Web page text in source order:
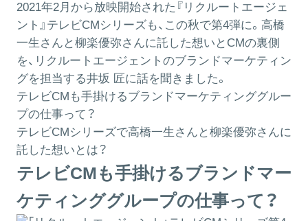
2021年2月から放映開始された『リクルートエージェ
ント』テレビCMシリーズも、この秋で第4弾に。高橋
一生さんと柳楽優弥さんに託した想いとCMの裏側
を、リクルートエージェントのブランドマーケティン
グを担当する井坂 匠に話を聞きました。
テレビCMも手掛けるブランドマーケティンググルー
プの仕事って？
テレビCMシリーズで高橋一生さんと柳楽優弥さんに
託した想いとは？
テレビCMも手掛けるブランドマー
ケティンググループの仕事って？